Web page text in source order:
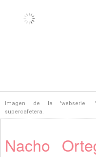
Imagen de la 'webserie'
supercafetera.
Nacho